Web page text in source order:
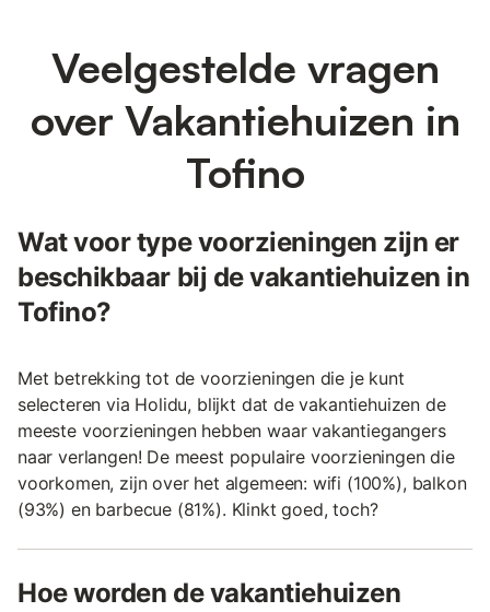
Veelgestelde vragen
over Vakantiehuizen in
Tofino
Wat voor type voorzieningen zijn er
beschikbaar bij de vakantiehuizen in
Tofino?
Met betrekking tot de voorzieningen die je kunt
selecteren via Holidu, blijkt dat de vakantiehuizen de
meeste voorzieningen hebben waar vakantiegangers
naar verlangen! De meest populaire voorzieningen die
voorkomen, zijn over het algemeen: wifi (100%), balkon
(93%) en barbecue (81%). Klinkt goed, toch?
Hoe worden de vakantiehuizen